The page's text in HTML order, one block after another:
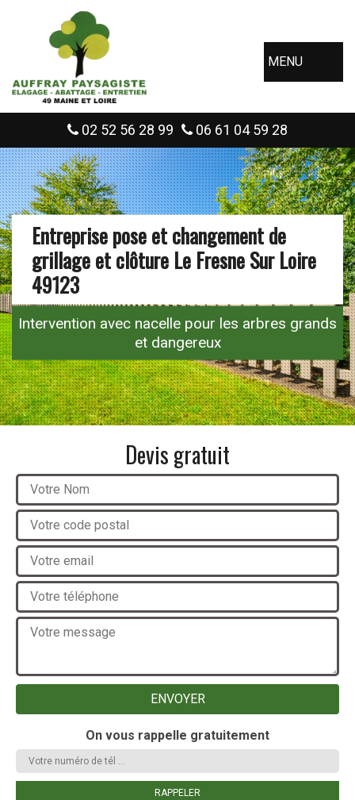
MENU
02 52 56 28 99 06 61 04 59 28
Entreprise pose et changement de
grillage et clôture Le Fresne Sur Loire
49123
Intervention avec nacelle pour les arbres grands
et dangereux
Devis gratuit
On vous rappelle gratuitement